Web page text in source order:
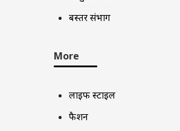
बस्तर संभाग
More
लाइफ स्टाइल
फैशन